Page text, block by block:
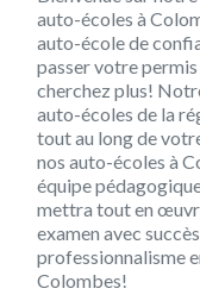
auto-écoles à
auto-école de
passer votre
cherchez plus!
auto-écoles de la
tout au long de
nos auto-écoles à
équipe
mettra tout en
examen avec
professionnalisme
Colombes!